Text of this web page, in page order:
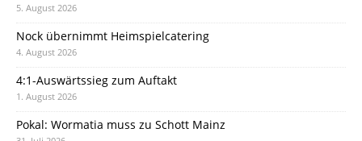
5. August 2026
Nock übernimmt Heimspielcatering
4. August 2026
4:1-Auswärtssieg zum Auftakt
1. August 2026
Pokal: Wormatia muss zu Schott Mainz